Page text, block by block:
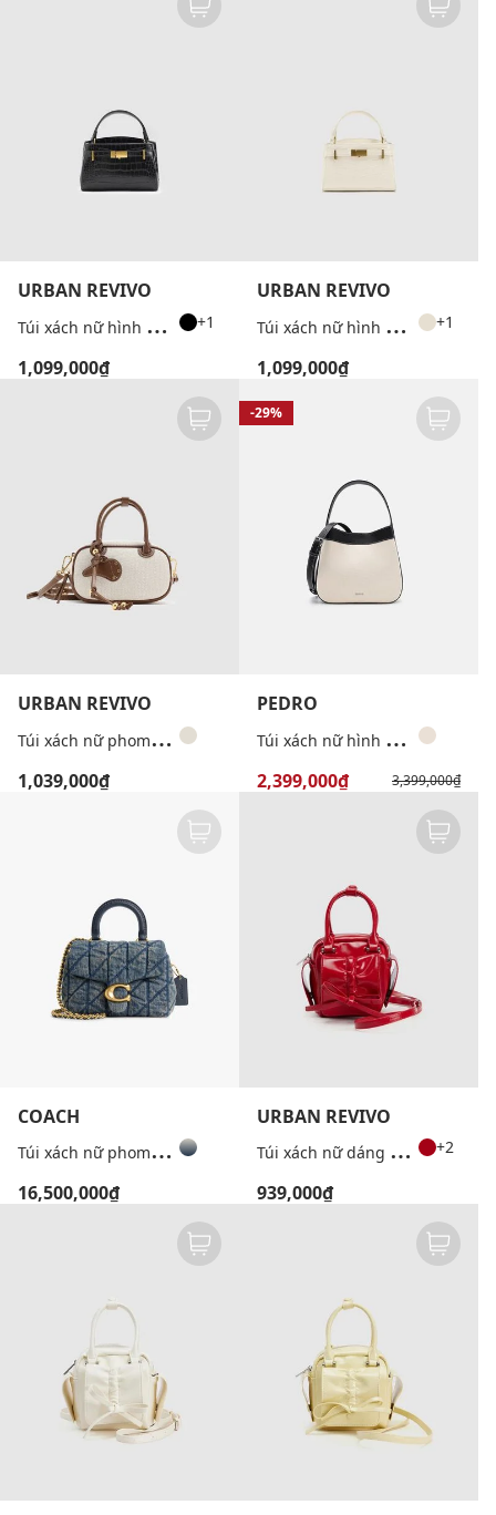
URBAN REVIVO
T
úi xách nữ hình thang cổ điển +1
1,099,000₫
URBAN REVIVO
T
úi xách nữ hình thang cổ điển +1
1,099,000₫
URBAN REVIVO
T
úi xách nữ phom chữ nhật phối charm
1,039,000₫
-29%
PEDRO
T
úi xách nữ hình thang Dana
2,399,000₫ 3,399,000₫
COACH
T
úi xách nữ phom chữ nhật Tabby Denim
16,500,000₫
URBAN REVIVO
T
úi xách nữ dáng hộp phối nơ +2
939,000₫